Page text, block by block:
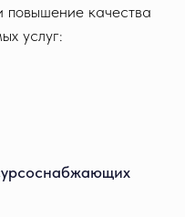
повышение качества
услуг: